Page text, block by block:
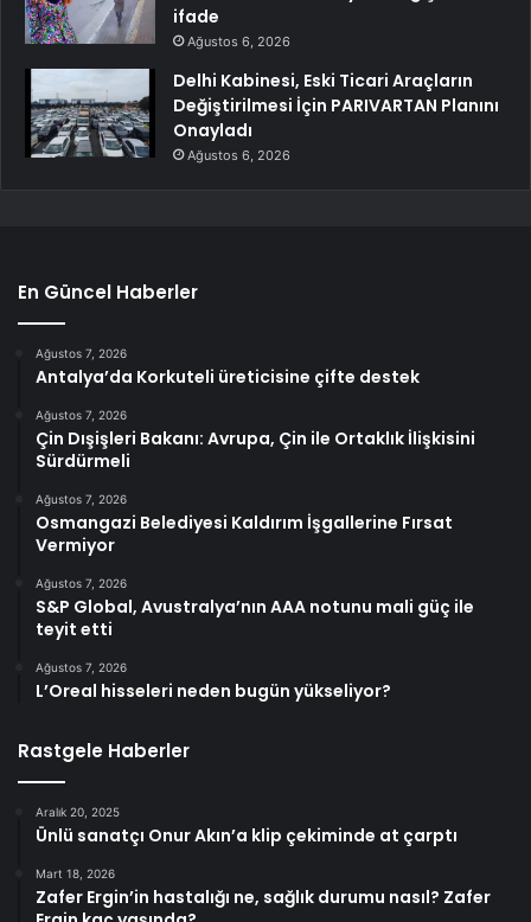
ifade
Ağustos 6, 2026
Delhi Kabinesi, Eski Ticari Araçların
Değiştirilmesi İçin PARIVARTAN Planını
Onayladı
Ağustos 6, 2026
En Güncel Haberler
Ağustos 7, 2026
Antalya’da Korkuteli üreticisine çifte destek
Ağustos 7, 2026
Çin Dışişleri Bakanı: Avrupa, Çin ile Ortaklık İlişkisini
Sürdürmeli
Ağustos 7, 2026
Osmangazi Belediyesi Kaldırım İşgallerine Fırsat
Vermiyor
Ağustos 7, 2026
S&P Global, Avustralya’nın AAA notunu mali güç ile
teyit etti
Ağustos 7, 2026
L’Oreal hisseleri neden bugün yükseliyor?
Rastgele Haberler
Aralık 20, 2025
Ünlü sanatçı Onur Akın’a klip çekiminde at çarptı
Mart 18, 2026
Zafer Ergin’in hastalığı ne, sağlık durumu nasıl? Zafer